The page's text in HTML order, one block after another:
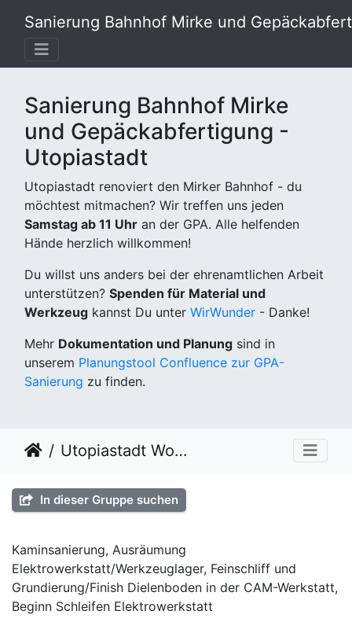
Sanierung Bahnhof Mirke und
Sanierung Bahnhof Mirke
und Gepäckabfertigung -
Utopiastadt
Utopiastadt renoviert den Mirker Bahnhof - du
möchtest mitmachen? Wir treffen uns jeden
Samstag ab 11 Uhr an der GPA. Alle helfenden
Hände herzlich willkommen!
Du willst uns anders bei der ehrenamtlichen Arbeit
unterstützen? Spenden für Material und
Werkzeug kannst Du unter WirWunder - Danke!
Mehr Dokumentation und Planung sind in
unserem Planungstool Confluence zur GPA-
Sanierung zu finden.
Utopiastadt Workout KW52
In dieser Gruppe suchen
Kaminsanierung, Ausräumung
Elektrowerkstatt/Werkzeuglager, Feinschliff und
Grundierung/Finish Dielenboden in der CAM-Werkstatt,
Beginn Schleifen Elektrowerkstatt